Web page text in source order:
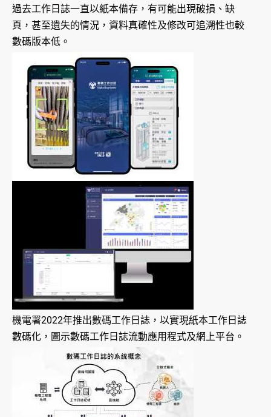
過去工作日誌一直以紙本備存，有可能出現破損、缺
頁，甚至遺失的情況，資料真確性及修改可追溯性也較
數碼版本低。
機電署2022年推出數碼工作日誌，以實現紙本工作日誌
數碼化，圖示數碼工作日誌流動應用程式及網上平台。